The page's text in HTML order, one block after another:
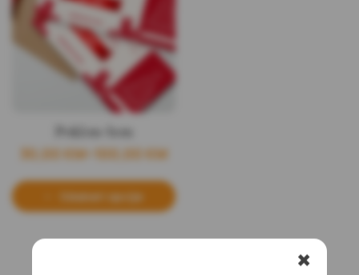
Poklon-bon
30,00KM– 100,00KM
Odaberi opcije
✖